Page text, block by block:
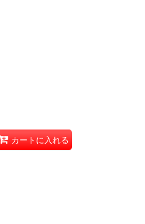
カートに入れる